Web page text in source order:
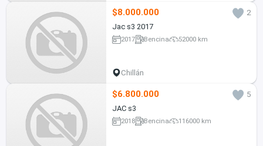
$8.000.000
2
Jac s3 2017
2017 Bencina 52000 km
Chillán
$6.800.000
5
JAC s3
2018 Bencina 116000 km